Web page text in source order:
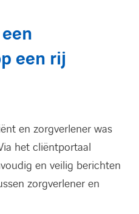
een rij
en zorgverlener was
het cliëntportaal
en veilig berichten
zorgverlener en